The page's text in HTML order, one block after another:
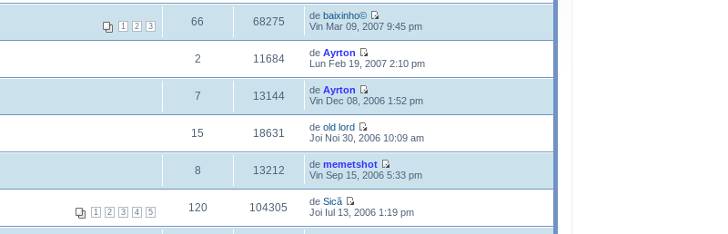
1 2 3 66 68275 de baixinho©
Vin Mar 09, 2007 9:45 pm
2 11684 de Ayrton
Lun Feb 19, 2007 2:10 pm
7 13144 de Ayrton
Vin Dec 08, 2006 1:52 pm
15 18631 de old lord
Joi Noi 30, 2006 10:09 am
8 13212 de memetshot
Vin Sep 15, 2006 5:33 pm
1 2 3 4 5 120 104305 de Sică
Joi Iul 13, 2006 1:19 pm